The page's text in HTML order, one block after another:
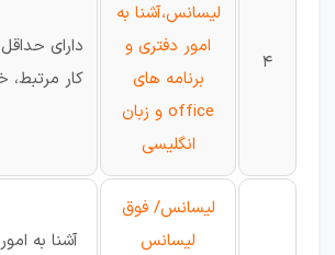
4
لیسانس،آشنا به
امور دفتری و
برنامه های
office و زبان
انگلیسی
کار مرتبط،
لیسانس/ فوق
لیسانس
آشنا به